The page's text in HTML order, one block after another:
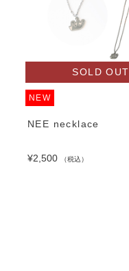
SOLD OUT
NEW
NEE necklace
¥2,500 （税込）